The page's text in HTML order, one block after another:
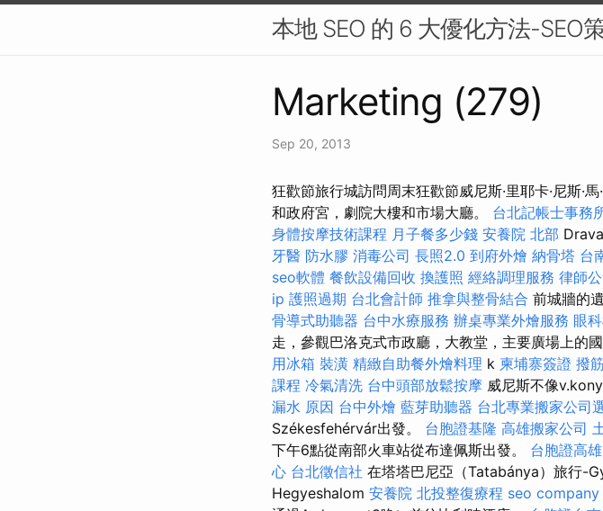
本地 SEO 的 6 大優化方法-SEO
Marketing (279)
Sep 20, 2013
狂歡節旅行城訪問周末狂歡節威尼斯·里耶卡·尼斯·
和政府宮，劇院大樓和市場大廳。 台北記帳士事務
身體按摩技術課程 月子餐多少錢 安養院 北部 Drava
牙醫 防水膠 消毒公司 長照2.0 到府外燴 納骨塔 台
seo軟體 餐飲設備回收 換護照 經絡調理服務 律師
ip 護照過期 台北會計師 推拿與整骨結合 前城牆的
骨導式助聽器 台中水療服務 辦桌專業外燴服務 眼
走，參觀巴洛克式市政廳，大教堂，主要廣場上的
用冰箱 裝潢 精緻自助餐外燴料理 k 柬埔寨簽證 撥
課程 冷氣清洗 台中頭部放鬆按摩 威尼斯不像
漏水 原因 台中外燴 藍芽助聽器 台北專業搬家公司
Székesfehérvár出發。 台胞證基隆 高雄搬家公司
下午6點從南部火車站從布達佩斯出發。 台胞證高雄
心 台北徵信社 在塔塔巴尼亞（Tatabánya）旅行-
Hegyeshalom 安養院 北投整復療程 seo company